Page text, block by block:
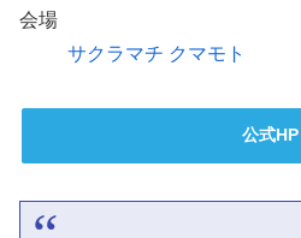
会場
サクラマチ クマモト
公式HP